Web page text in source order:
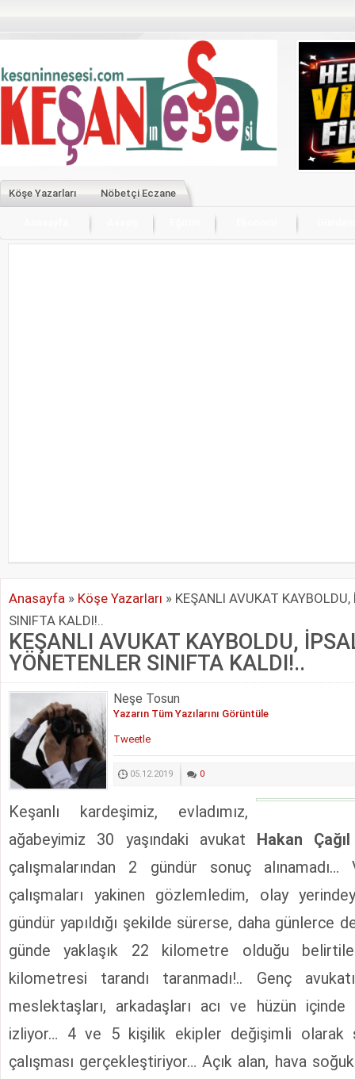
Köşe Yazarları Nöbetçi Eczane
Anasayfa » Köşe Yazarları » KEŞANLI AVUKAT KAYBOLDU,
SINIFTA KALDI!..
KEŞANLI AVUKAT KAYBOLDU,
YÖNETENLER SINIFTA KALDI!..
Neşe Tosun
Yazarın Tüm Yazılarını Görüntüle
Tweetle
05.12.2019 0
Keşanlı kardeşimiz, evladımız,
ağabeyimiz 30 yaşındaki avukat Hakan
çalışmalarından 2 gündür sonuç
çalışmaları yakinen gözlemledim, olay
gündür yapıldığı şekilde sürerse, daha günlerce
günde yaklaşık 22 kilometre olduğu
kilometresi tarandı taranmadı!.. Genç
meslektaşları, arkadaşları acı ve hüzün içinde
izliyor… 4 ve 5 kişilik ekipler değişimli olarak
çalışması gerçekleştiriyor… Açık alan, hava